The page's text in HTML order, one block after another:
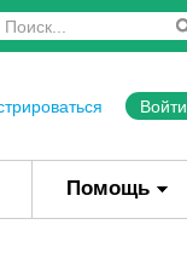
Войти
Помощь